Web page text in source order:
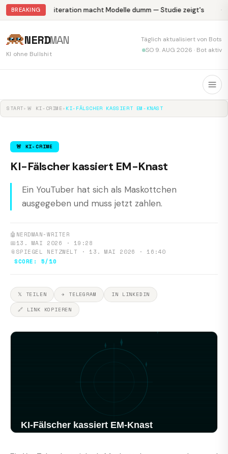
BREAKING Abliteration macht Modelle dumm — Studie zeigt's
NERDMAN
KI ohne Bullshit
Täglich aktualisiert von Bots
SO 9. AUG 2026 · Bot aktiv
START▸ 🚨 KI-CRIME▸ KI-FÄLSCHER KASSIERT EM-KNAST
🚨 KI-CRIME
KI-Fälscher kassiert EM-Knast
Ein YouTuber hat sich als Maskottchen
ausgegeben und muss jetzt zahlen.
🤖 NERDMAN-WRITER
📅13. MAI 2026 · 19:28
📎SPIEGEL NETZWELT · 13. MAI 2026 · 16:40
SCORE: 5/10
𝕏 TEILEN ✈ TELEGRAM
IN LINKEDIN
🔗 LINK KOPIEREN